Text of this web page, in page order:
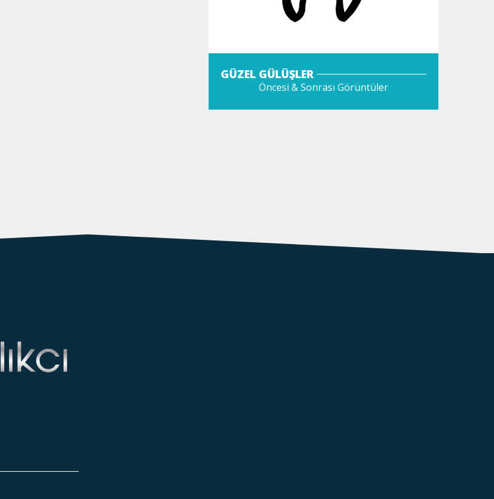
GÜZEL GÜLÜŞLER
Öncesi & Sonrası Görüntüler